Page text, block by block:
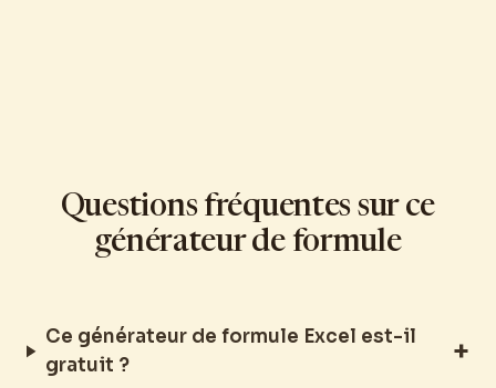
Questions fréquentes sur ce
générateur de formule
Ce générateur de formule Excel est-il
gratuit ?